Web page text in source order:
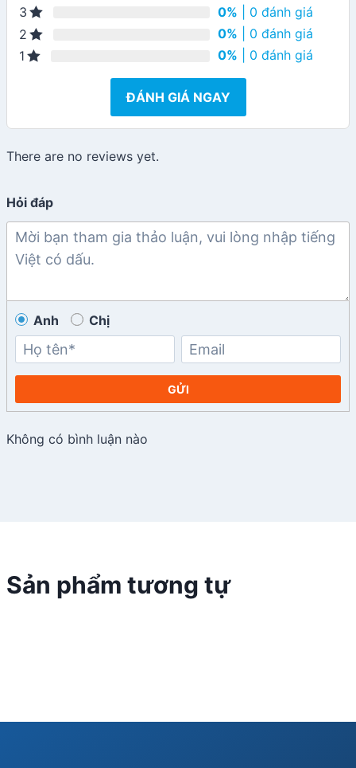
3
0% | 0 đánh giá
2
0% | 0 đánh giá
1
0% | 0 đánh giá
ĐÁNH GIÁ NGAY
There are no reviews yet.
Hỏi đáp
Anh Chị
GỬI
Không có bình luận nào
Sản phẩm tương tự